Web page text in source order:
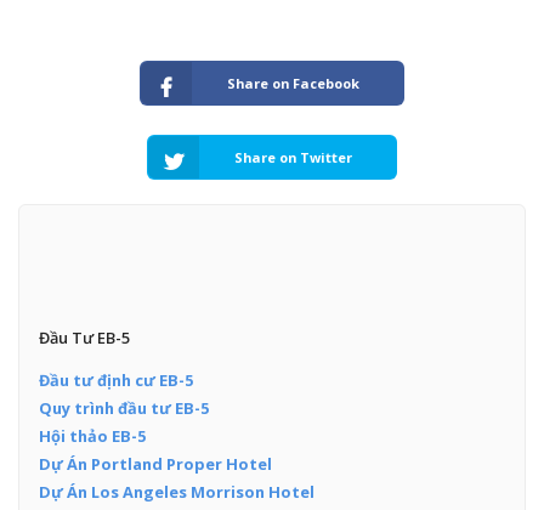
Share on Facebook
Share on Twitter
Đầu Tư EB-5
Đầu tư định cư EB-5
Quy trình đầu tư EB-5
Hội thảo EB-5
Dự Án Portland Proper Hotel
Dự Án Los Angeles Morrison Hotel